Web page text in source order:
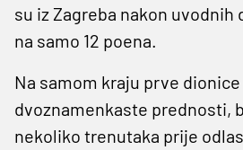
su iz Zagreba nakon
na samo 12 poena.
Na samom kraju prve
dvoznamenkaste prednosti,
nekoliko trenutaka prije